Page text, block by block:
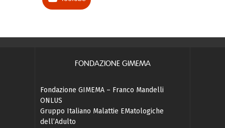
FONDAZIONE GIMEMA
Fondazione GIMEMA – Franco Mandelli
ONLUS
Gruppo Italiano Malattie EMatologiche
dell’Adulto